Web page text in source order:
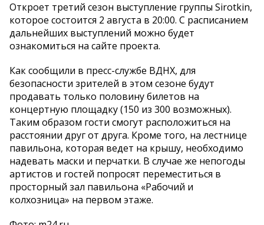
Откроет третий сезон выступление группы Sirotkin,
которое состоится 2 августа в 20:00. С расписанием
дальнейших выступлений можно будет
ознакомиться на сайте проекта.
Как сообщили в пресс-службе ВДНХ, для
безопасности зрителей в этом сезоне будут
продавать только половину билетов на
концертную площадку (150 из 300 возможных).
Таким образом гости смогут расположиться на
расстоянии друг от друга. Кроме того, на лестнице
павильона, которая ведет на крышу, необходимо
надевать маски и перчатки. В случае же непогоды
артистов и гостей попросят переместиться в
просторный зал павильона «Рабочий и
колхозница» на первом этаже.